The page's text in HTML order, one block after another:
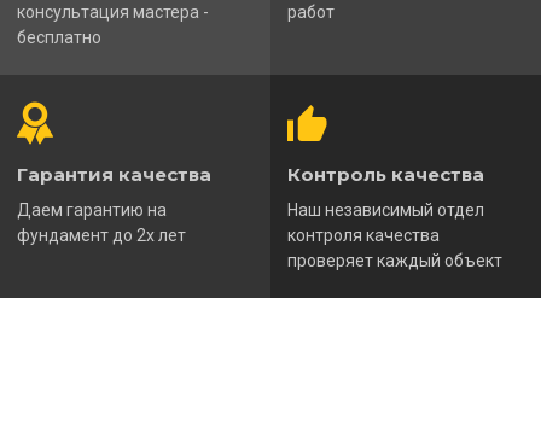
консультация мастера -
бесплатно
работ
Гарантия качества
Даем гарантию на
фундамент до 2х лет
Контроль качества
Наш независимый отдел
контроля качества
проверяет каждый объект